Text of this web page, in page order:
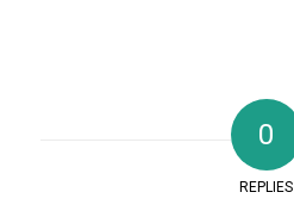
0
REPLIES